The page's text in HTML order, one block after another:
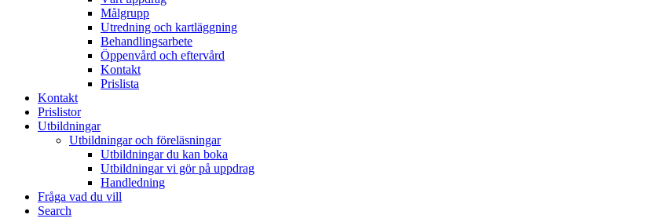
Målgrupp
Utredning och kartläggning
Behandlingsarbete
Öppenvård och eftervård
Kontakt
Prislista
Kontakt
Prislistor
Utbildningar
Utbildningar och föreläsningar
Utbildningar du kan boka
Utbildningar vi gör på uppdrag
Handledning
Fråga vad du vill
Search